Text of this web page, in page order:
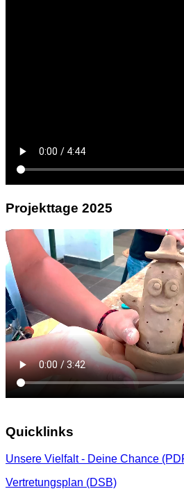
Projekttage 2025
Quicklinks
Unsere Vielfalt - Deine Chance
Vertretungsplan (DSB)